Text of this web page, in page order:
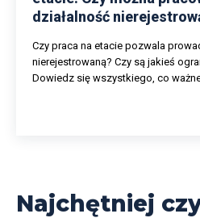
działalność
Czy praca na etacie pozwala
nierejestrowaną? Czy są jakieś
Dowiedz się wszystkiego, co
Najchętniej